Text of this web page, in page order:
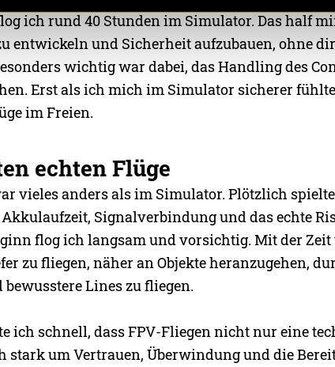
ich rund 40 Stunden im Simulator. Das half
entwickeln und Sicherheit aufzubauen, ohne
wichtig war dabei, das Handling des
Erst als ich mich im Simulator sicherer
im Freien.
echten Flüge
vieles anders als im Simulator. Plötzlich
Signalverbindung und das echte
flog ich langsam und vorsichtig. Mit der
zu fliegen, näher an Objekte heranzugehen,
bewusstere Lines zu fliegen.
ich schnell, dass FPV-Fliegen nicht nur eine
stark um Vertrauen, Überwindung und die